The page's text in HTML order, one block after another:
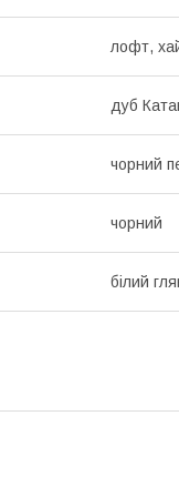
лофт,
дуб
чорний
чорний
білий